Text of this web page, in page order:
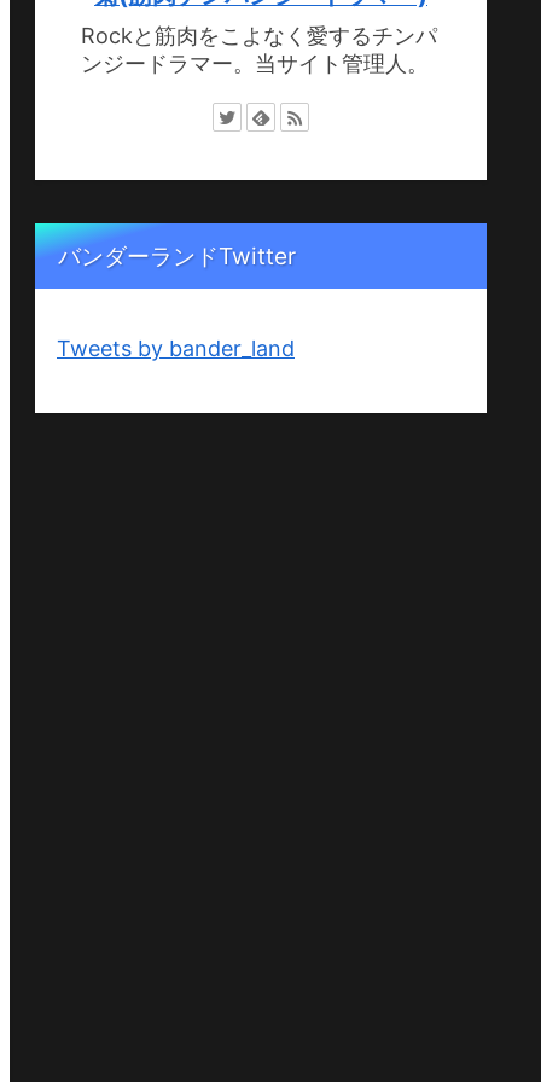
Rockと筋肉をこよなく愛するチンパ
ンジードラマー。当サイト管理人。
バンダーランドTwitter
Tweets by bander_land